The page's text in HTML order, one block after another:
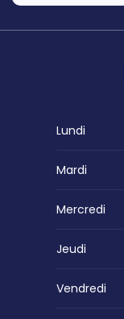
Lundi
Mardi
Mercredi
Jeudi
Vendredi